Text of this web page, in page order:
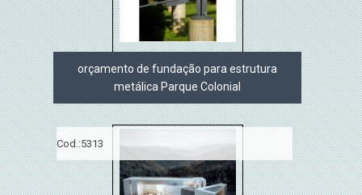
orçamento de fundação para estrutura
metálica Parque Colonial
Cod.:5313